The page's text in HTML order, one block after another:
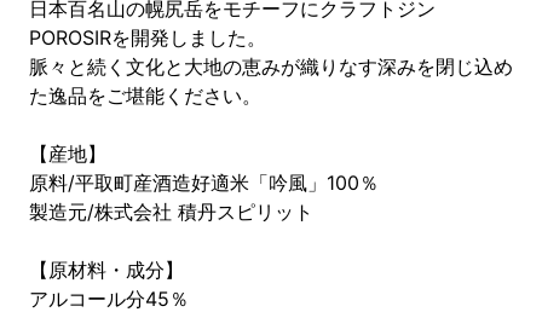
日本百名山の幌尻岳をモチーフにクラフトジン
POROSIRを開発しました。
脈々と続く文化と大地の恵みが織りなす深みを閉じ込め
た逸品をご堪能ください。
【産地】
原料/平取町産酒造好適米「吟風」100％
製造元/株式会社 積丹スピリット
【原材料・成分】
アルコール分45％